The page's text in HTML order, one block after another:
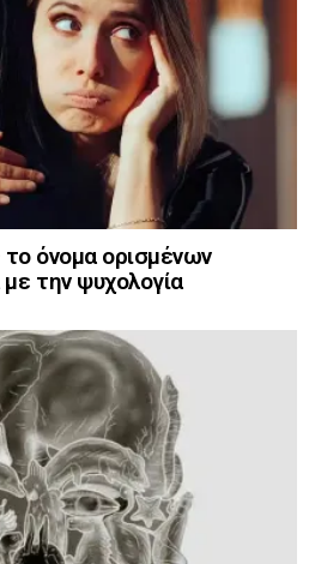
το όνομα ορισμένων
την ψυχολογία